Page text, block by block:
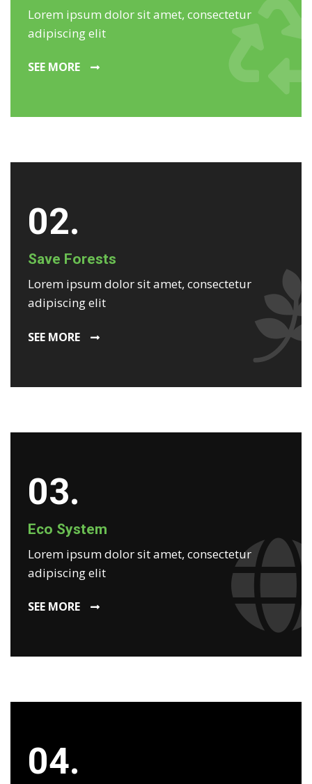
Lorem ipsum dolor sit amet, consectetur
adipiscing elit
SEE MORE
02.
Save Forests
Lorem ipsum dolor sit amet, consectetur
adipiscing elit
SEE MORE
03.
Eco System
Lorem ipsum dolor sit amet, consectetur
adipiscing elit
SEE MORE
04.